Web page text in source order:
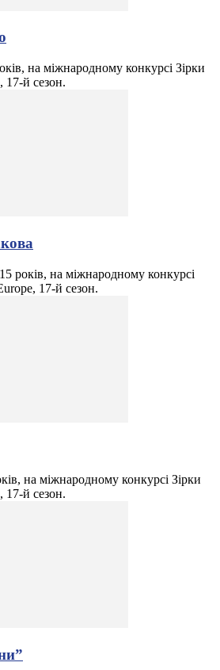
на міжнародному конкурсі Зірки
17-й сезон.
років, на міжнародному конкурсі
17-й сезон.
на міжнародному конкурсі Зірки
17-й сезон.